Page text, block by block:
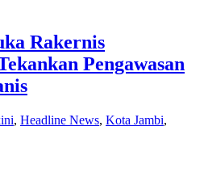
Rakernis
Pengawasan
, Headline News, Kota Jambi,